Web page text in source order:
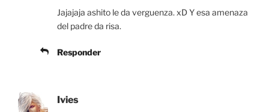
Jajajaja ashito le da verguenza. xD Y esa amenaza
del padre da risa.
Responder
Ivies